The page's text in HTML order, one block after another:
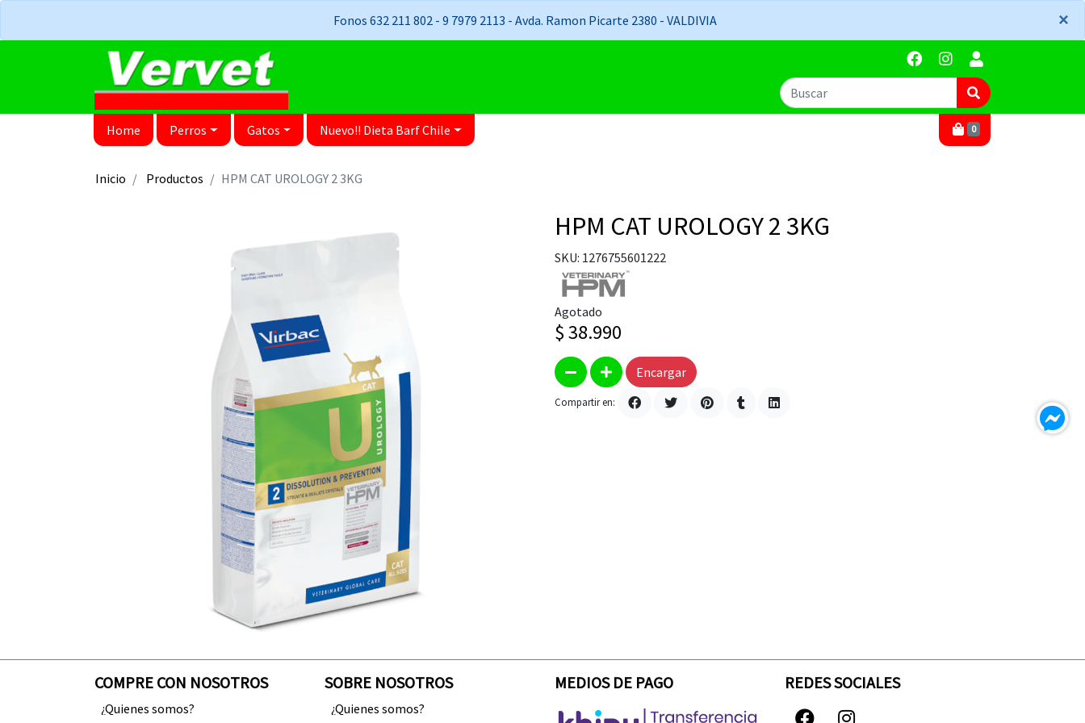
Fonos 632 211 802 - 9 7979 2113 - Avda. Ramon Picarte 2380 - VALDIVIA ×
×
Home Perros Gatos Nuevo!! Dieta Barf Chile 0
Inicio Productos HPM CAT UROLOGY 2 3KG
HPM CAT UROLOGY 2 3KG
SKU: 1276755601222
Agotado
$ 38.990
Encargar
Compartir en:
COMPRE CON NOSOTROS
¿Quienes somos?
SOBRE NOSOTROS
¿Quienes somos?
MEDIOS DE PAGO REDES SOCIALES